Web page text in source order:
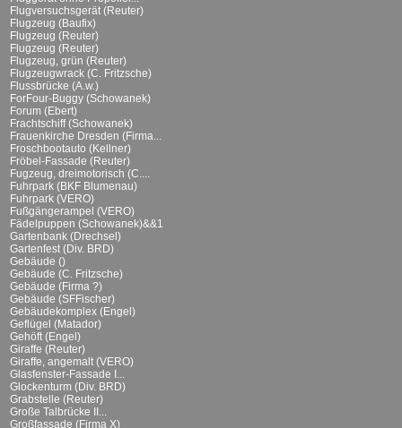
Flugversuchsgerät (Reuter)
Flugzeug (Baufix)
Flugzeug (Reuter)
Flugzeug (Reuter)
Flugzeug, grün (Reuter)
Flugzeugwrack (C. Fritzsche)
Flussbrücke (A.w.)
ForFour-Buggy (Schowanek)
Forum (Ebert)
Frachtschiff (Schowanek)
Frauenkirche Dresden (Firma...
Froschbootauto (Kellner)
Fröbel-Fassade (Reuter)
Fugzeug, dreimotorisch (C....
Fuhrpark (BKF Blumenau)
Fuhrpark (VERO)
Fußgängerampel (VERO)
Fädelpuppen (Schowanek)&&1
Gartenbank (Drechsel)
Gartenfest (Div. BRD)
Gebäude ()
Gebäude (C. Fritzsche)
Gebäude (Firma ?)
Gebäude (SFFischer)
Gebäudekomplex (Engel)
Geflügel (Matador)
Gehöft (Engel)
Giraffe (Reuter)
Giraffe, angemalt (VERO)
Glasfenster-Fassade I...
Glockenturm (Div. BRD)
Grabstelle (Reuter)
Große Talbrücke II...
Großfassade (Firma X)